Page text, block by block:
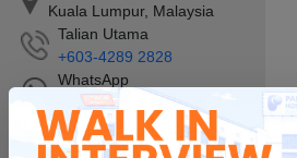
Kuala Lumpur, Malaysia
Talian Utama
+603-4289 2828
WhatsApp
+6016-398 2828
Jabatan Kecemasan/ Perkhidmatan
Ambulans